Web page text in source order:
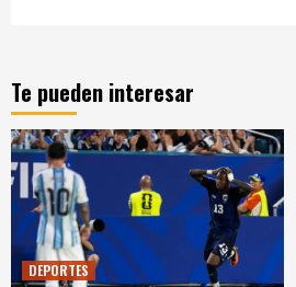
Te pueden interesar
DEPORTES